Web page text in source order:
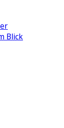
Blick